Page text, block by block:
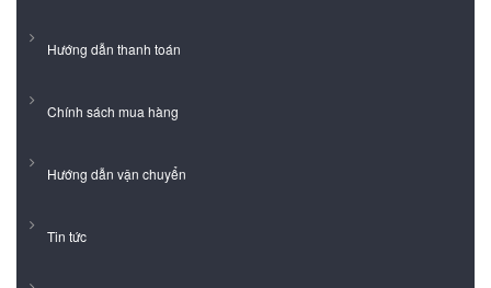
Hướng dẫn thanh toán
Chính sách mua hàng
Hướng dẫn vận chuyển
Tin tức